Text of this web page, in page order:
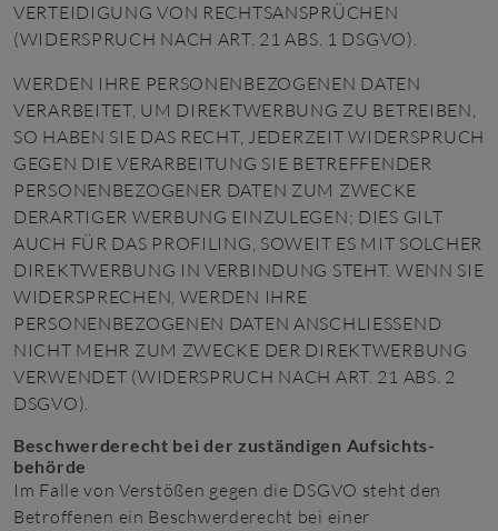
VERTEIDIGUNG VON RECHTSANSPRÜCHEN
(WIDERSPRUCH NACH ART. 21 ABS. 1 DSGVO).
WERDEN IHRE PERSONENBEZOGENEN DATEN
VERARBEITET, UM DIREKTWERBUNG ZU BETREIBEN,
SO HABEN SIE DAS RECHT, JEDERZEIT WIDERSPRUCH
GEGEN DIE VERARBEITUNG SIE BETREFFENDER
PERSONENBEZOGENER DATEN ZUM ZWECKE
DERARTIGER WERBUNG EINZULEGEN; DIES GILT
AUCH FÜR DAS PROFILING, SOWEIT ES MIT SOLCHER
DIREKTWERBUNG IN VERBINDUNG STEHT. WENN SIE
WIDERSPRECHEN, WERDEN IHRE
PERSONENBEZOGENEN DATEN ANSCHLIESSEND
NICHT MEHR ZUM ZWECKE DER DIREKTWERBUNG
VERWENDET (WIDERSPRUCH NACH ART. 21 ABS. 2
DSGVO).
Beschwerde­recht bei der zuständigen Aufsichts­
behörde
Im Falle von Verstößen gegen die DSGVO steht den
Betroffenen ein Beschwerderecht bei einer